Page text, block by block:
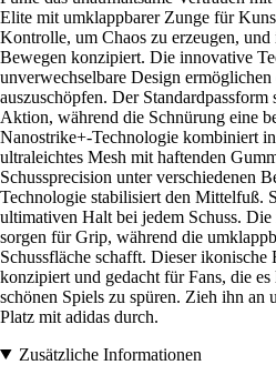
Elite mit umklappbarer Zunge für
Kontrolle, um Chaos zu erzeugen,
Bewegen konzipiert. Die innovative
unverwechselbare Design
auszuschöpfen. Der
Aktion, während die Schnürung eine
Nanostrike+-Technologie kombiniert
ultraleichtes Mesh mit haftenden
Schussprecision unter verschiedenen
Technologie stabilisiert den Mittelfuß.
ultimativen Halt bei jedem Schuss.
sorgen für Grip, während die
Schussfläche schafft. Dieser ikonische
konzipiert und gedacht für Fans, die
schönen Spiels zu spüren. Zieh ihn an
Platz mit adidas durch.
Zusätzliche Informationen